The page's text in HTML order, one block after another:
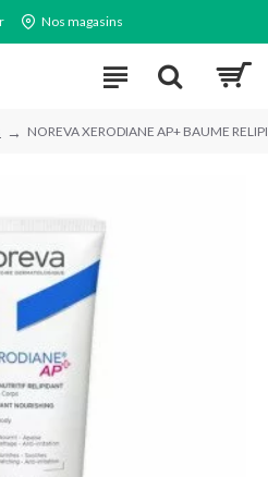
Nos magasins
NOREVA XERODIANE AP+ BAUME